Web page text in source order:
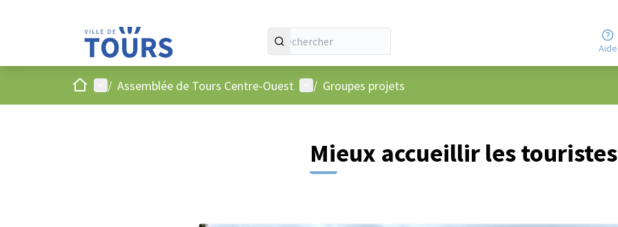
Aide
AccueilMenu principal
/ Assemblée de Tours Centre-Ouest Menu utilisateur
/ Groupes projets
Mieux accueillir les touristes